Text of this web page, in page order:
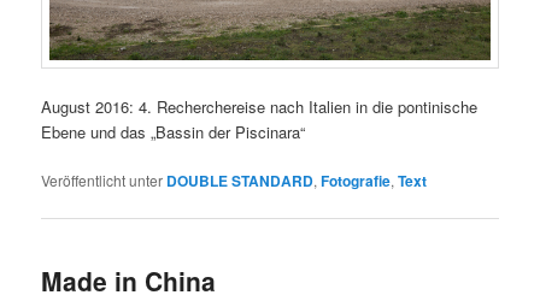
August 2016: 4. Recherchereise nach Italien in die pontinische
Ebene und das „Bassin der Piscinara“
Veröffentlicht unter DOUBLE STANDARD,Fotografie,Text
Made in China